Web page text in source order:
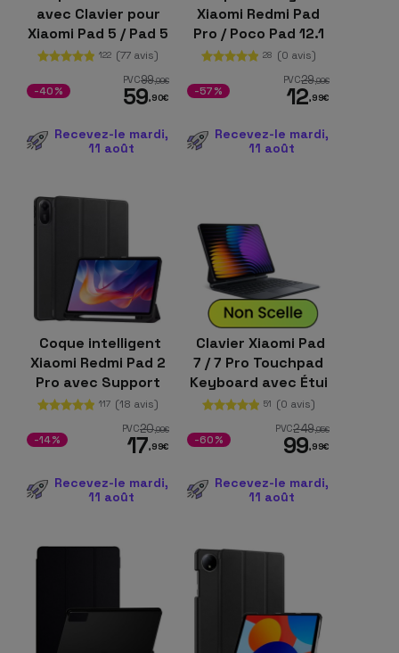
avec Clavier pour
Xiaomi Pad 5 / Pad 5
Pro Noir
122 (77 avis)
PVC99,99€
59,90€
-40%
Recevez-le mardi,
11 août
Xiaomi Redmi Pad
Pro / Poco Pad 12.1
avec Support Bleu
28 (0 avis)
PVC29,99€
12,99€
-57%
Recevez-le mardi,
11 août
Coque intelligent
Xiaomi Redmi Pad 2
Pro avec Support
Noir
117 (18 avis)
PVC20,99€
17,99€
-14%
Recevez-le mardi,
11 août
Clavier Xiaomi Pad
7 / 7 Pro Touchpad
Keyboard avec Étui
intelligent Noir
51 (0 avis)
PVC249,95€
99,99€
-60%
Recevez-le mardi,
11 août